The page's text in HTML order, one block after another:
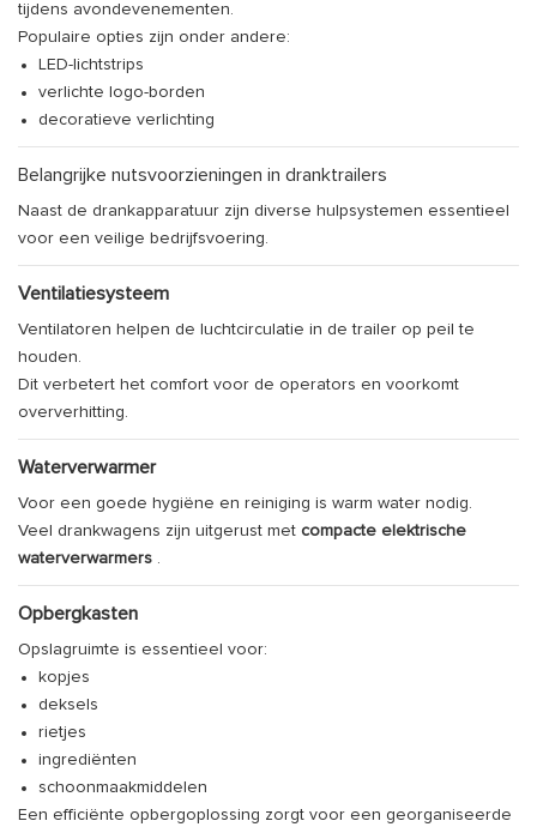
tijdens avondevenementen.
Populaire opties zijn onder andere:
LED-lichtstrips
verlichte logo-borden
decoratieve verlichting
Belangrijke nutsvoorzieningen in dranktrailers
Naast de drankapparatuur zijn diverse hulpsystemen essentieel
voor een veilige bedrijfsvoering.
Ventilatiesysteem
Ventilatoren helpen de luchtcirculatie in de trailer op peil te
houden.
Dit verbetert het comfort voor de operators en voorkomt
oververhitting.
Waterverwarmer
Voor een goede hygiëne en reiniging is warm water nodig.
Veel drankwagens zijn uitgerust met compacte elektrische
waterverwarmers .
Opbergkasten
Opslagruimte is essentieel voor:
kopjes
deksels
rietjes
ingrediënten
schoonmaakmiddelen
Een efficiënte opbergoplossing zorgt voor een georganiseerde